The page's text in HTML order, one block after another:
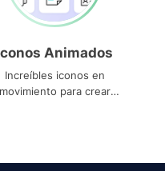
Animados
Increíbles iconos en
movimiento para crear